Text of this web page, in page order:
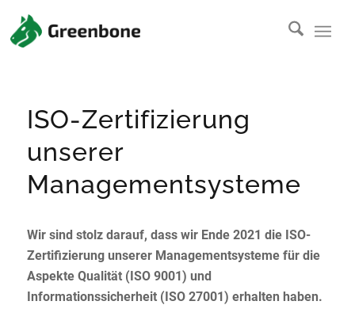
ISO-Zertifizierung
unserer
Managementsysteme
Wir sind stolz darauf, dass wir Ende 2021 die ISO-
Zertifizierung unserer Managementsysteme für die
Aspekte Qualität (ISO 9001) und
Informationssicherheit (ISO 27001) erhalten haben.